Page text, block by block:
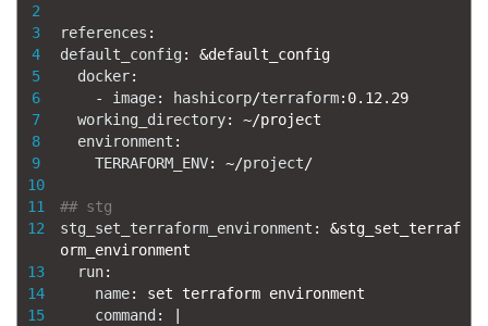
2
3
4
5
6
7
8
9
10
11
12
13
14
15
references :
default_config : &default_config
docker:
-
image: hashicorp/terraform: 0.12.29
working_directory: ~/project
environment :
TERRAFORM_ENV: ~/project/
## stg
stg_set_terraform_environment : &stg_set_terraf
orm_environment
run:
name: set terraform environment
command :